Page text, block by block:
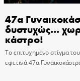
47α
δυστυχώς…
κάστρο!
Το επιτυχημένο στίγμα
εφετινά 47α